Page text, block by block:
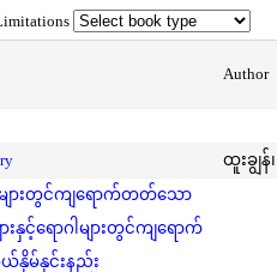
Author
ထူးချွန်
ားတွင်ကျရောက်တတ်သော
နှင့်ရောဂါများတွင်ကျရောက်
နှိမ်နှင်းနည်း